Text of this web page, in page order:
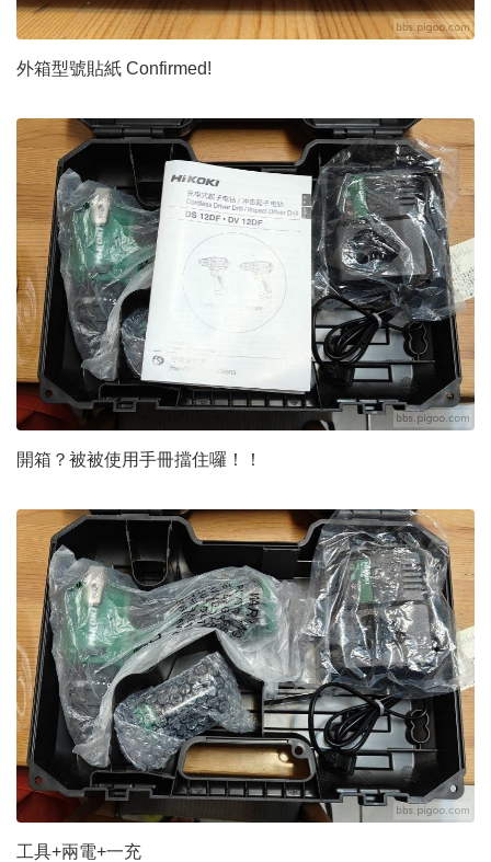
外箱型號貼紙 Confirmed!
開箱？被被使用手冊擋住囉！！
工具+兩電+一充